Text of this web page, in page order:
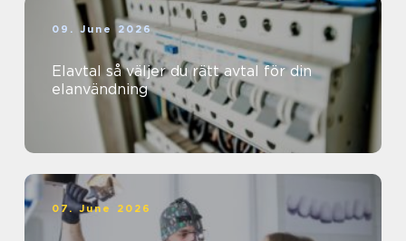
09. June 2026
Elavtal så väljer du rätt avtal för din
elanvändning
07. June 2026